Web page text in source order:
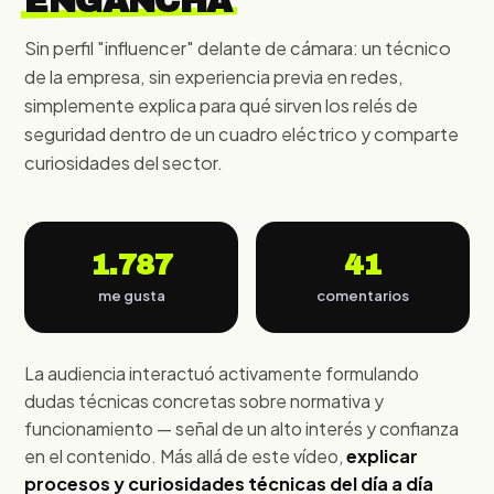
Sin perfil "influencer" delante de cámara: un técnico
de la empresa, sin experiencia previa en redes,
simplemente explica para qué sirven los relés de
seguridad dentro de un cuadro eléctrico y comparte
curiosidades del sector.
1.787
me gusta
41
comentarios
La audiencia interactuó activamente formulando
dudas técnicas concretas sobre normativa y
funcionamiento — señal de un alto interés y confianza
en el contenido. Más allá de este vídeo,explicar
procesos y curiosidades técnicas del día a día